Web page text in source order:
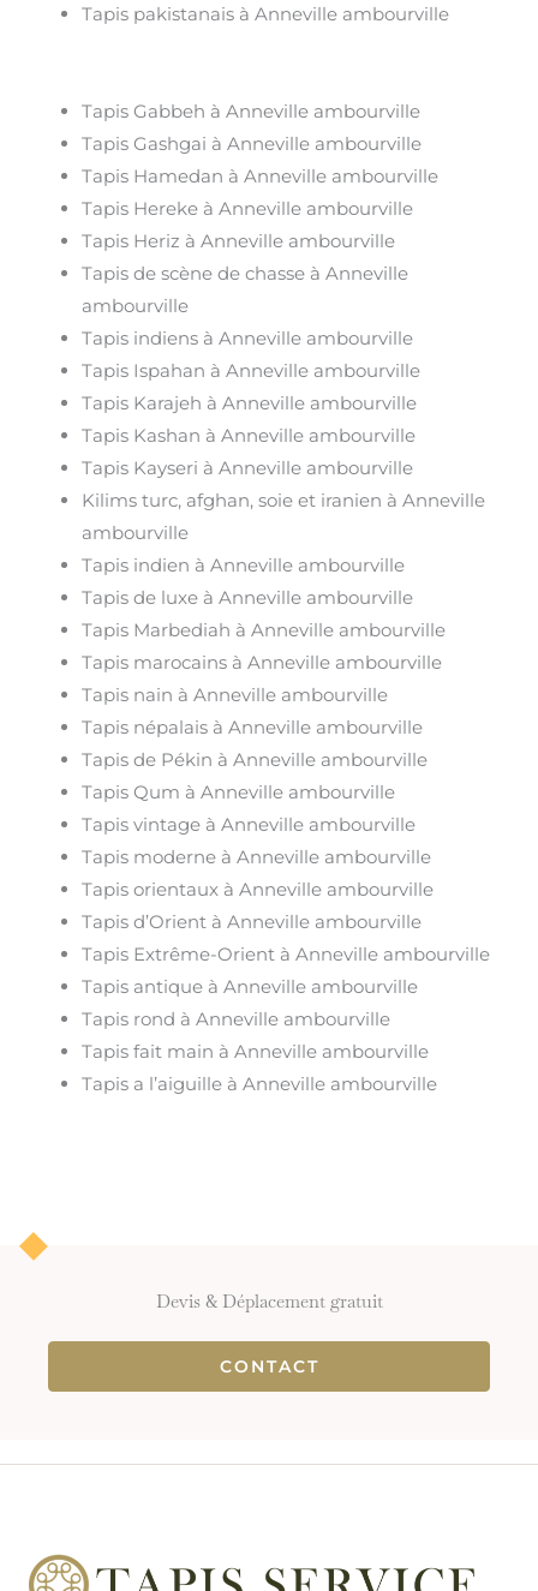
Tapis pakistanais à Anneville ambourville
Tapis Gabbeh à Anneville ambourville
Tapis Gashgai à Anneville ambourville
Tapis Hamedan à Anneville ambourville
Tapis Hereke à Anneville ambourville
Tapis Heriz à Anneville ambourville
Tapis de scène de chasse à Anneville
ambourville
Tapis indiens à Anneville ambourville
Tapis Ispahan à Anneville ambourville
Tapis Karajeh à Anneville ambourville
Tapis Kashan à Anneville ambourville
Tapis Kayseri à Anneville ambourville
Kilims turc, afghan, soie et iranien à Anneville
ambourville
Tapis indien à Anneville ambourville
Tapis de luxe à Anneville ambourville
Tapis Marbediah à Anneville ambourville
Tapis marocains à Anneville ambourville
Tapis nain à Anneville ambourville
Tapis népalais à Anneville ambourville
Tapis de Pékin à Anneville ambourville
Tapis Qum à Anneville ambourville
Tapis vintage à Anneville ambourville
Tapis moderne à Anneville ambourville
Tapis orientaux à Anneville ambourville
Tapis d’Orient à Anneville ambourville
Tapis Extrême-Orient à Anneville ambourville
Tapis antique à Anneville ambourville
Tapis rond à Anneville ambourville
Tapis fait main à Anneville ambourville
Tapis a l’aiguille à Anneville ambourville
Devis & Déplacement gratuit
CONTACT